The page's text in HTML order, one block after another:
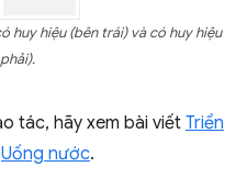
huy hiệu (bên trái) và có huy hiệu
tác, hãy xem bài viết Triển
Uống nước.